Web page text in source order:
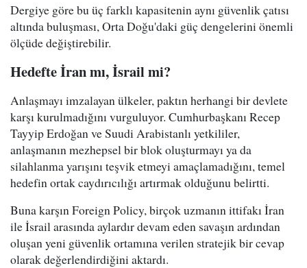
Dergiye göre bu üç farklı kapasitenin aynı güvenlik çatısı
altında buluşması, Orta Doğu'daki güç dengelerini önemli
ölçüde değiştirebilir.
Hedefte İran mı, İsrail mi?
Anlaşmayı imzalayan ülkeler, paktın herhangi bir devlete
karşı kurulmadığını vurguluyor. Cumhurbaşkanı Recep
Tayyip Erdoğan ve Suudi Arabistanlı yetkililer,
anlaşmanın mezhepsel bir blok oluşturmayı ya da
silahlanma yarışını teşvik etmeyi amaçlamadığını, temel
hedefin ortak caydırıcılığı artırmak olduğunu belirtti.
Buna karşın Foreign Policy, birçok uzmanın ittifakı İran
ile İsrail arasında aylardır devam eden savaşın ardından
oluşan yeni güvenlik ortamına verilen stratejik bir cevap
olarak değerlendirdiğini aktardı.